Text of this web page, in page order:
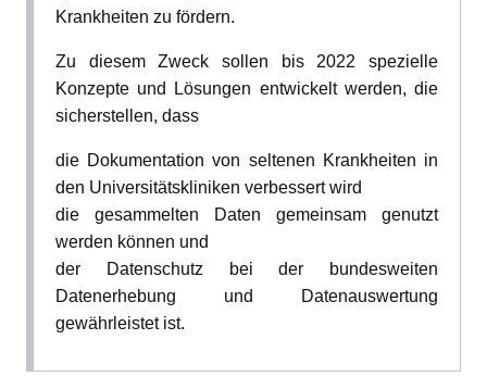
Krankheiten zu fördern.
Zu diesem Zweck sollen bis 2022 spezielle
Konzepte und Lösungen entwickelt werden, die
sicherstellen, dass
die Dokumentation von seltenen Krankheiten in
den Universitätskliniken verbessert wird
die gesammelten Daten gemeinsam genutzt
werden können und
der Datenschutz bei der bundesweiten
Datenerhebung und Datenauswertung
gewährleistet ist.